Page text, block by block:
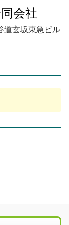
会社
道玄坂東急ビル